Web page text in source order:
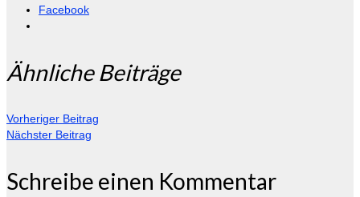
Facebook
Ähnliche Beiträge
Vorheriger Beitrag
Nächster Beitrag
Schreibe einen Kommentar